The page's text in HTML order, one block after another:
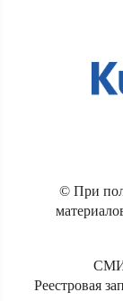
© При
СМИ
Реестровая